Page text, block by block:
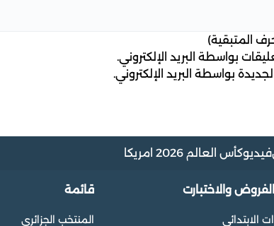
المتبقية)
بواسطة البريد الإلكتروني.
بواسطة البريد الإلكتروني.
فيديوكأس العالم 2026 امريكا
والاختبارت
الابتدائي
قائمة
المنتخب الجزائري